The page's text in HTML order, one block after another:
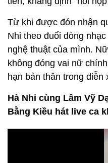
Từ khi được đón nhận
Nhi theo đuổi dòng
nghệ thuật của mình.
không đóng vai nữ
hạn bản thân trong diễn
Hà Nhi cùng Lâm Vỹ
Bằng Kiều hát live ca